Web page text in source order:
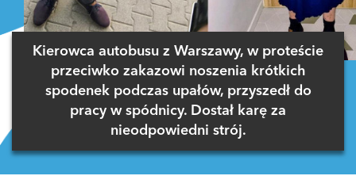
Kierowca autobusu z Warszawy, w proteście
przeciwko zakazowi noszenia krótkich
spodenek podczas upałów, przyszedł do
pracy w spódnicy. Dostał karę za
nieodpowiedni strój.